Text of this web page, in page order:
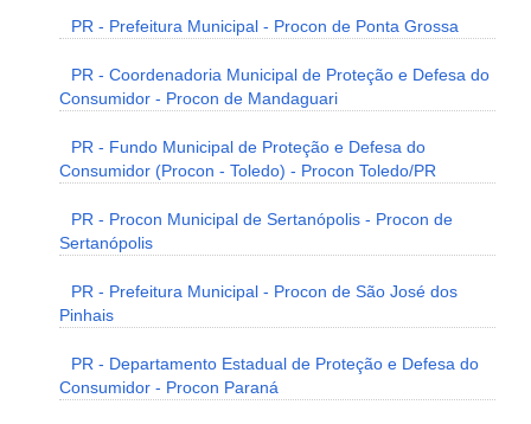
PR - Prefeitura Municipal - Procon de Ponta Grossa
PR - Coordenadoria Municipal de Proteção e Defesa do
Consumidor - Procon de Mandaguari
PR - Fundo Municipal de Proteção e Defesa do
Consumidor (Procon - Toledo) - Procon Toledo/PR
PR - Procon Municipal de Sertanópolis - Procon de
Sertanópolis
PR - Prefeitura Municipal - Procon de São José dos
Pinhais
PR - Departamento Estadual de Proteção e Defesa do
Consumidor - Procon Paraná